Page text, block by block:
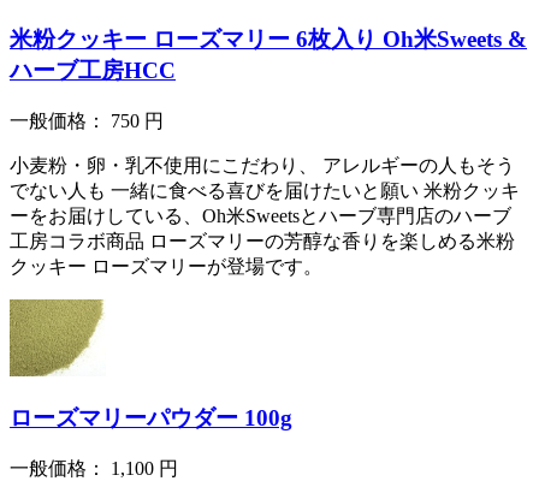
米粉クッキー ローズマリー 6枚入り Oh米Sweets &
ハーブ工房HCC
一般価格： 750 円
小麦粉・卵・乳不使用にこだわり、 アレルギーの人もそう
でない人も 一緒に食べる喜びを届けたいと願い 米粉クッキ
ーをお届けしている、Oh米Sweetsとハーブ専門店のハーブ
工房コラボ商品 ローズマリーの芳醇な香りを楽しめる米粉
クッキー ローズマリーが登場です。
ローズマリーパウダー 100g
一般価格： 1,100 円